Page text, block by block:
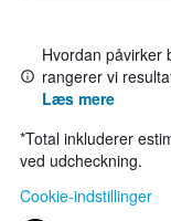
Hvordan påvirker
rangerer vi
Læs mere
*Total inkluderer
ved udcheckning.
Cookie-indstillinger